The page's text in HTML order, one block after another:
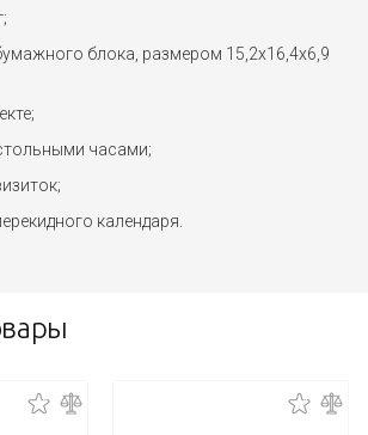
блока, размером 15,2x16,4x6,9
часами;
календаря.